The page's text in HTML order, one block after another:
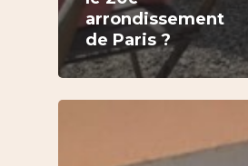
arrondissement
de Paris ?